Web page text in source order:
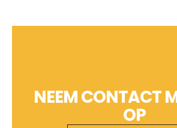
NEEM CONTACT
OP